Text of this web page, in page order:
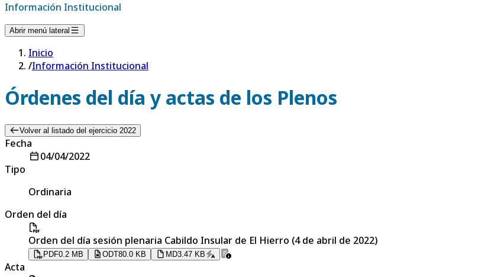
Información Institucional
Abrir menú lateral
Inicio
/Información Institucional
Órdenes del día y actas de los Plenos
Volver al listado del ejercicio 2022
Fecha
04/04/2022
Tipo
Ordinaria
Orden del día
Orden del día sesión plenaria Cabildo Insular de El Hierro (4 de abril de 2022)
PDF0.2 MB ODT80.0 KB MD3.47 KB
Acta